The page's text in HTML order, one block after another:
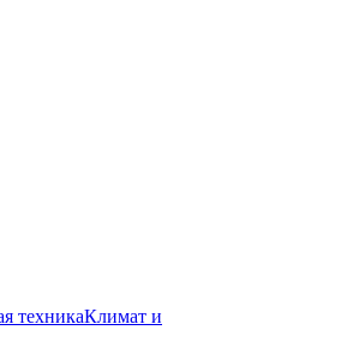
техникаКлимат и